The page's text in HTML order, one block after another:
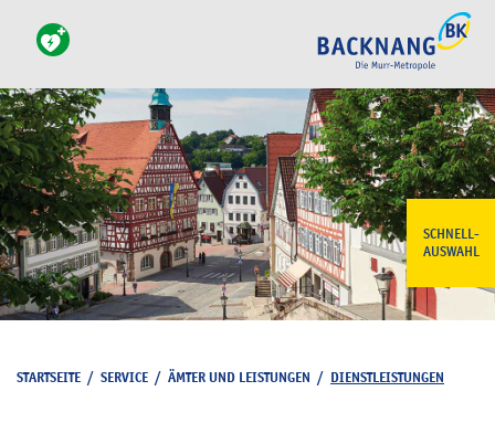
SCHNELL-
AUSWAHL
STARTSEITE / SERVICE / ÄMTER UND LEISTUNGEN / DIENSTLEISTUNGEN